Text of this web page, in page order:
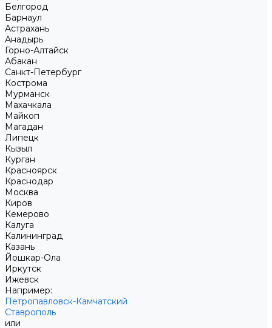
Белгород
Барнаул
Астрахань
Анадырь
Горно-Алтайск
Абакан
Санкт-Петербург
Кострома
Мурманск
Махачкала
Майкоп
Магадан
Липецк
Кызыл
Курган
Красноярск
Краснодар
Москва
Киров
Кемерово
Калуга
Калининград
Казань
Йошкар-Ола
Иркутск
Ижевск
Например:
Петропавловск-Камчатский
Ставрополь
или